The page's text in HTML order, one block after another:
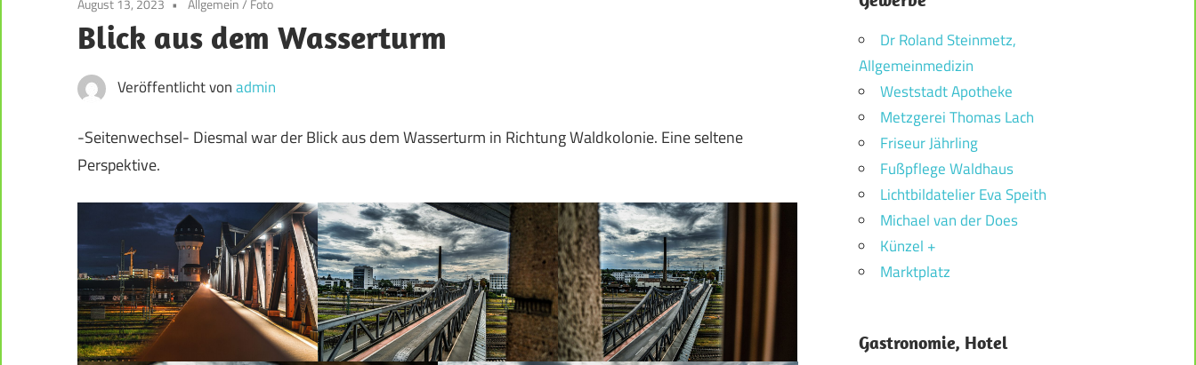
der
Weststadt
Darmstadt
Blick aus dem Wasserturm
Veröffentlicht vonadmin
-Seitenwechsel- Diesmal war der Blick aus dem Wasserturm in Richtung Waldkolonie. Eine seltene
Perspektive.
Dr Roland Steinmetz,
Allgemeinmedizin
Weststadt Apotheke
Metzgerei Thomas Lach
Friseur Jährling
Fußpflege Waldhaus
Lichtbildatelier Eva Speith
Michael van der Does
Künzel +
Marktplatz
Gastronomie, Hotel